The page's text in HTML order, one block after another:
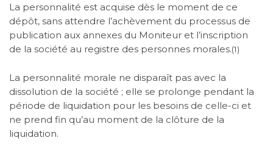
La personnalité est acquise dès le moment de ce
dépôt, sans attendre l’achèvement du processus de
publication aux annexes du Moniteur et l’inscription
de la société au registre des personnes morales.(1)
La personnalité morale ne disparaît pas avec la
dissolution de la société ; elle se prolonge pendant la
période de liquidation pour les besoins de celle-ci et
ne prend fin qu’au moment de la clôture de la
liquidation.